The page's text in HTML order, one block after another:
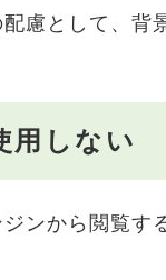
慮として、背
用しない
ンから閲覧す